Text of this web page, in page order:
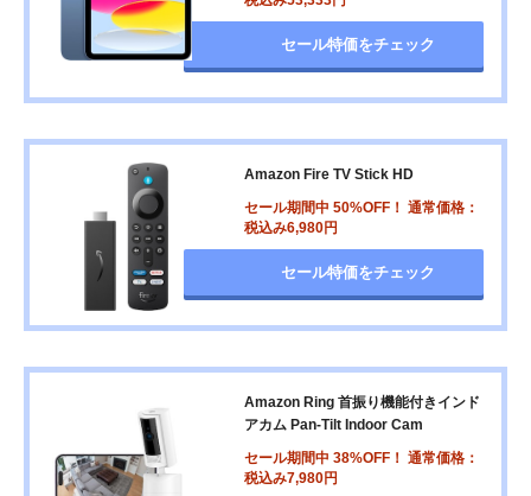
セール特価をチェック
Amazon Fire TV Stick HD
セール期間中 50%OFF！ 通常価格：
税込み6,980円
セール特価をチェック
Amazon Ring 首振り機能付きインド
アカム Pan-Tilt Indoor Cam
セール期間中 38%OFF！ 通常価格：
税込み7,980円